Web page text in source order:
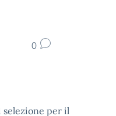
0
per il